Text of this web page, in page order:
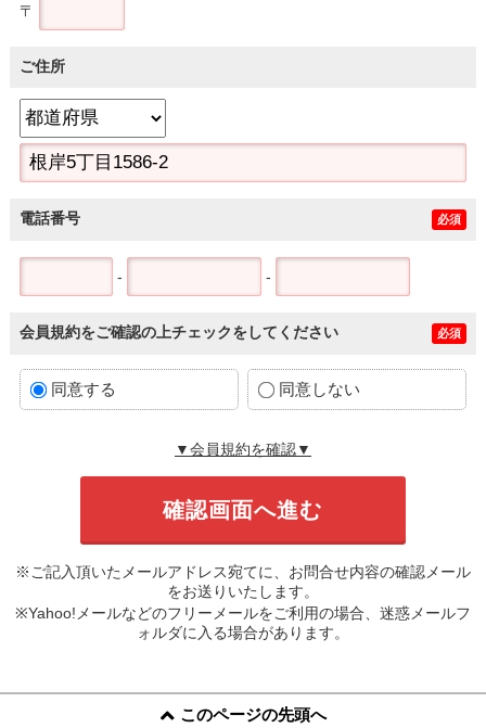
〒
ご住所
電話番号 必須
- -
会員規約をご確認の上チェックをしてください 必須
同意する 同意しない
▼会員規約を確認▼
※ご記入頂いたメールアドレス宛てに、お問合せ内容の確認メール
をお送りいたします。
※Yahoo!メールなどのフリーメールをご利用の場合、迷惑メールフ
ォルダに入る場合があります。
このページの先頭へ